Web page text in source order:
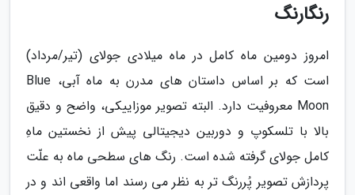
رنگارنگ
امروز دومین ماه کامل در ماه میلادی جولای (تیر/مرداد)
است که بر اساس داستان های مدرن به ماه آبی، Blue
Moon معروفیت دارد. البته تصویر موزاییکی، واضح و دقیق
بالا با تلسکوپ و دوربین دیجیتالی پیش از نخستین ماهِ
کامل جولای گرفته شده است. رنگ های سطحی ماه به علّت
پردازش تصویر پُررنگ تر به نظر می رسند اما واقعی اند و در